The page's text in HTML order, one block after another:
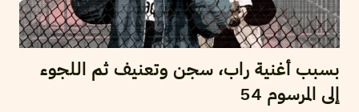
بسبب أغنية راب، سجن وتعنيف ثم اللجوء
إلى المرسوم 54